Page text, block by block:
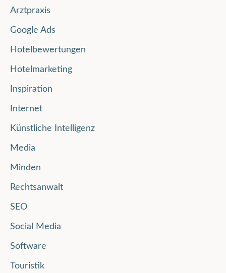
Arztpraxis
Google Ads
Hotelbewertungen
Hotelmarketing
Inspiration
Internet
Künstliche Intelligenz
Media
Minden
Rechtsanwalt
SEO
Social Media
Software
Touristik